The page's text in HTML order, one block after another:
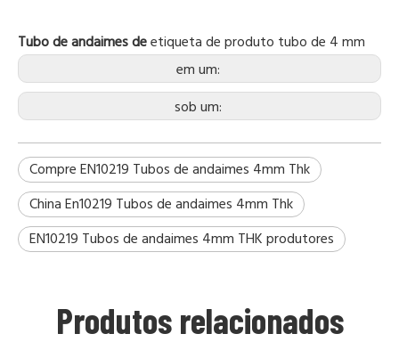
Tubo de andaimes deetiqueta de produto tubo de 4 mm
em um:
sob um:
Compre EN10219 Tubos de andaimes 4mm Thk
China En10219 Tubos de andaimes 4mm Thk
EN10219 Tubos de andaimes 4mm THK produtores
Produtos relacionados